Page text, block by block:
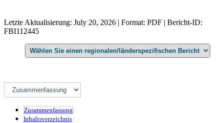
Letzte Aktualisierung: July 20, 2026 | Format: PDF | Bericht-ID:
FBI112445
Zusammenfassung
Inhaltsverzeichnis